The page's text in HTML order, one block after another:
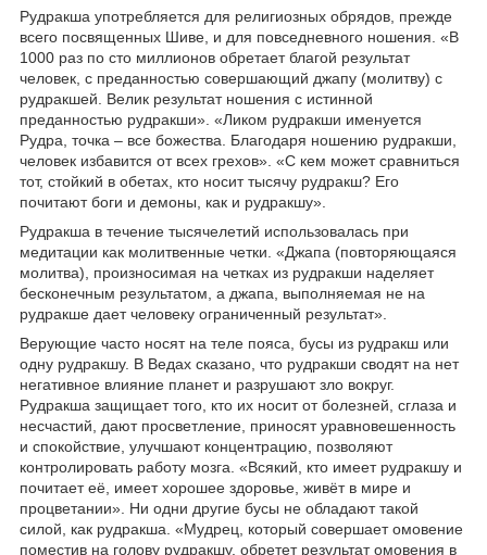
Рудракша употребляется для религиозных обрядов, прежде
всего посвященных Шиве, и для повседневного ношения. «В
1000 раз по сто миллионов обретает благой результат
человек, с преданностью совершающий джапу (молитву) с
рудракшей. Велик результат ношения с истинной
преданностью рудракши». «Ликом рудракши именуется
Рудра, точка – все божества. Благодаря ношению рудракши,
человек избавится от всех грехов». «С кем может сравниться
тот, стойкий в обетах, кто носит тысячу рудракш? Его
почитают боги и демоны, как и рудракшу».
Рудракша в течение тысячелетий использовалась при
медитации как молитвенные четки. «Джапа (повторяющаяся
молитва), произносимая на четках из рудракши наделяет
бесконечным результатом, а джапа, выполняемая не на
рудракше дает человеку ограниченный результат».
Верующие часто носят на теле пояса, бусы из рудракш или
одну рудракшу. В Ведах сказано, что рудракши сводят на нет
негативное влияние планет и разрушают зло вокруг.
Рудракша защищает того, кто их носит от болезней, сглаза и
несчастий, дают просветление, приносят уравновешенность
и спокойствие, улучшают концентрацию, позволяют
контролировать работу мозга. «Всякий, кто имеет рудракшу и
почитает её, имеет хорошее здоровье, живёт в мире и
процветании». Ни одни другие бусы не обладают такой
силой, как рудракша. «Мудрец, который совершает омовение
поместив на голову рудракшу, обретет результат омовения в